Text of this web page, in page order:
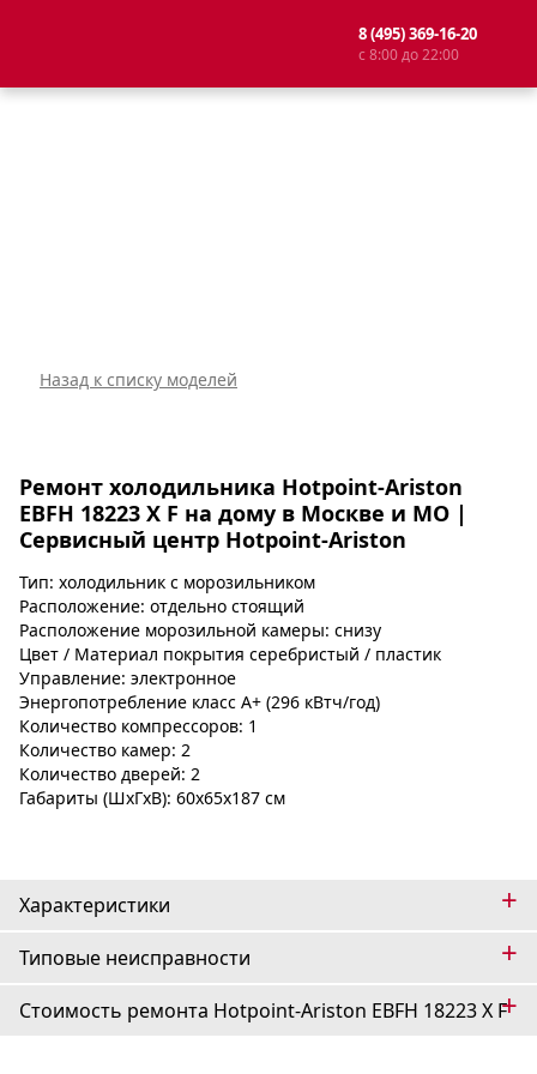
8 (495) 369-16-20
с 8:00 до 22:00
Назад к списку моделей
Ремонт холодильника Hotpoint-Ariston
EBFH 18223 X F на дому в Москве и МО |
Сервисный центр Hotpoint-Ariston
Тип: холодильник с морозильником
Расположение: отдельно стоящий
Расположение морозильной камеры: снизу
Цвет / Материал покрытия серебристый / пластик
Управление: электронное
Энергопотребление класс A+ (296 кВтч/год)
Количество компрессоров: 1
Количество камер: 2
Количество дверей: 2
Габариты (ШxГxВ): 60x65x187 см
Характеристики +
Типовые неисправности +
Стоимость ремонта Hotpoint-Ariston EBFH 18223 X F+